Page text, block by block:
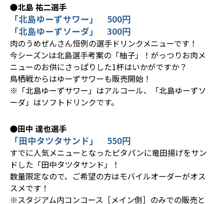
●北島 祐二選手
「北島ゆーずサワー」 500円
「北島ゆーずソーダ」 300円
肉のうめぜんさん恒例の選手ドリンクメニューです！
今シーズンは北島選手考案の「柚子」！がっつりお肉メ
ニューのお供にさっぱりした1杯はいかがですか？
鳥栖戦からはゆーずサワーも販売開始！
※「北島ゆーずサワー」はアルコール、「北島ゆーずソ
ーダ」はソフトドリンクです。
●田中 達也選手
「田中タツタサンド」 550円
すでに人気メニューとなったピタパンに竜田揚げをサン
ドした「田中タツタサンド」！
数量限定なので、ご希望の方はモバイルオーダーがオス
スメです！
※スタジアム内コンコース［メイン側］のみでの販売と